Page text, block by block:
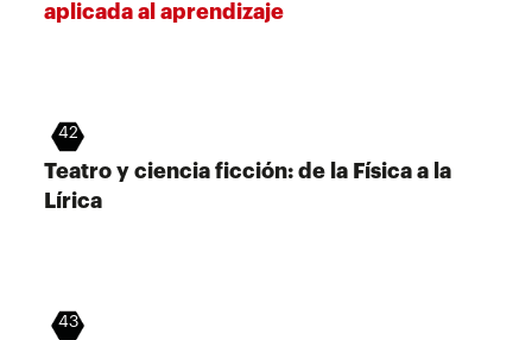
aplicada al aprendizaje
42
Teatro y ciencia ficción: de la Física a la
Lírica
43